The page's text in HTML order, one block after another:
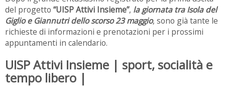
del progetto “UISP Attivi Insieme”, la giornata tra Isola del
Giglio e Giannutri dello scorso 23 maggio, sono già tante le
richieste di informazioni e prenotazioni per i prossimi
appuntamenti in calendario.
UISP Attivi Insieme | sport, socialità e
tempo libero |